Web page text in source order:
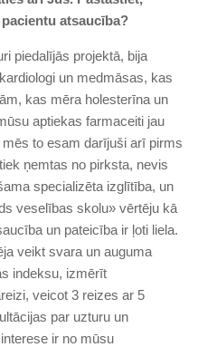
atsaucība?
piedalījās projektā, bija
un medmāsas, kas
kas mēra holesterīna un
aptiekas farmaceiti jau
to esam darījuši arī pirms
ņemtas no pirksta, nevis
specializēta izglītība, un
veselības skolu» vērtēju kā
un pateicība ir ļoti liela.
veikt svara un auguma
indeksu, izmērīt
veicot 3 reizes ar 5
par uzturu un
ir no mūsu